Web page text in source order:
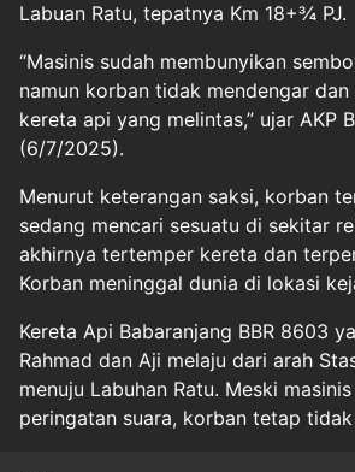
Labuan Ratu, tepatnya Km 18+¾ PJ.
“Masinis sudah membunyikan
namun korban tidak mendengar
kereta api yang melintas,” ujar AKP
(6/7/2025).
Menurut keterangan saksi, korban
sedang mencari sesuatu di sekitar
akhirnya tertemper kereta dan
Korban meninggal dunia di lokasi
Kereta Api Babaranjang BBR 8603
Rahmad dan Aji melaju dari arah
menuju Labuhan Ratu. Meski
peringatan suara, korban tetap